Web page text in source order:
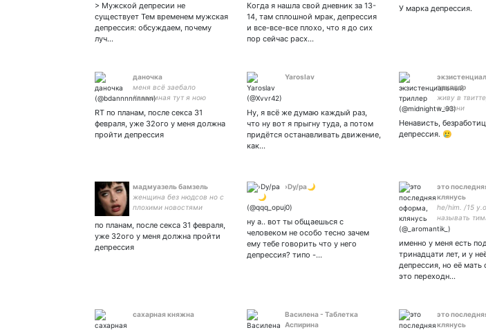
> Мужской депресии не
существует Тем временем мужская
депрессия: обсуждаем, почему
луч…
Когда я нашла свой дневник за 13-
14, там сплошной мрак, депрессия
и все-все-все плохо, что я до сих
пор сейчас расх…
У марка депрессия.
даночка
меня всё заебало
#взаимная тут я ною
RT по планам, после секса 31
февраля, уже 32ого у меня должна
пройти депрессия
Yaroslav
Ну, я всё же думаю каждый раз,
что ну вот я прыгну туда, а потом
придётся останавливать движение,
как…
триллер
живу в
в жизни
Ненависть,
депрессия. 🥲
мадмуазель бамзель
женщина без нюдсов но с
плохими новостями
по планам, после секса 31 февраля,
уже 32ого у меня должна пройти
депрессия
›Dy/ра🌙
ну а.. вот ты общаешься с
человеком не особо тесно зачем
ему тебе говорить что у него
депрессия? типо -…
это
клянусь
he/him. /15
называть
миха. /тв не
скетчи
именно у меня есть
тринадцати лет, и у
депрессия, но её мать
это переходн…
сахарная княжна
Василена - Таблетка
Аспирина
это
клянусь